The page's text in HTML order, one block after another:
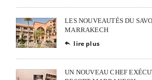
LES NOUVEAUTÉS DU
MARRAKECH
 lire plus
UN NOUVEAU CHEF